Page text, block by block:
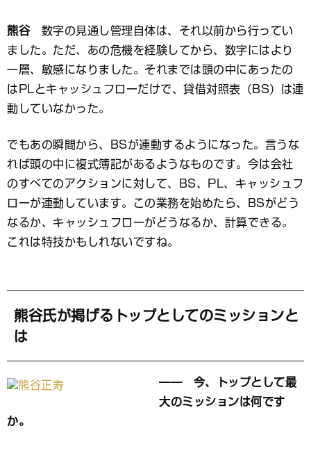
熊谷数字の見通し管理自体は、それ以前から行ってい
ました。ただ、あの危機を経験してから、数字にはより
一層、敏感になりました。それまでは頭の中にあったの
はPLとキャッシュフローだけで、貸借対照表（BS）は連
動していなかった。
でもあの瞬間から、BSが連動するようになった。言うな
れば頭の中に複式簿記があるようなものです。今は会社
のすべてのアクションに対して、BS、PL、キャッシュフ
ローが連動しています。この業務を始めたら、BSがどう
なるか、キャッシュフローがどうなるか、計算できる。
これは特技かもしれないですね。
熊谷氏が掲げるトップとしてのミッションと
は
―― 今、トップとして最
大のミッションは何です
か。